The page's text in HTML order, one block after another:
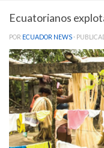
Ecuatorianos
POR ECUADOR NEWS ·